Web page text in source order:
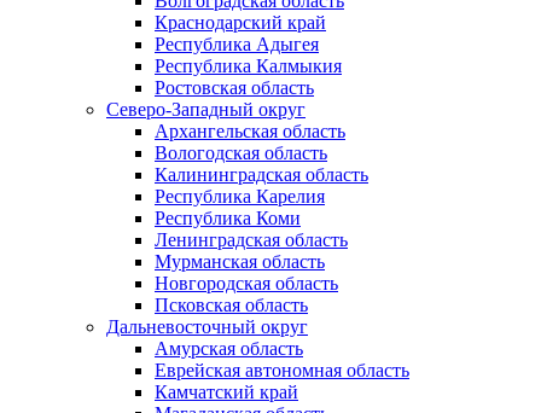
Краснодарский край
Республика Адыгея
Республика Калмыкия
Ростовская область
Северо-Западный округ
Архангельская область
Вологодская область
Калининградская область
Республика Карелия
Республика Коми
Ленинградская область
Мурманская область
Новгородская область
Псковская область
Дальневосточный округ
Амурская область
Еврейская автономная область
Камчатский край